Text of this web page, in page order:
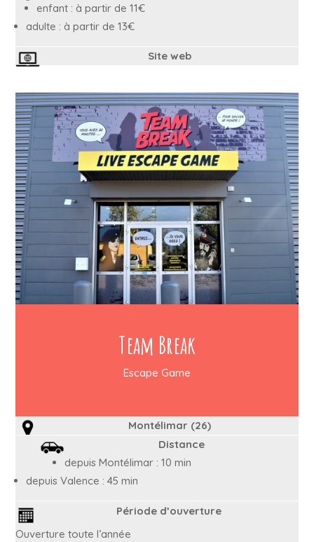
enfant : à partir de 11€
adulte : à partir de 13€
Site web
Team Break
Escape Game
Montélimar (26)
Distance
depuis Montélimar : 10 min
depuis Valence : 45 min
Période d’ouverture
Ouverture toute l’année